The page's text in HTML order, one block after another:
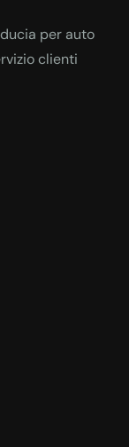
per auto
clienti